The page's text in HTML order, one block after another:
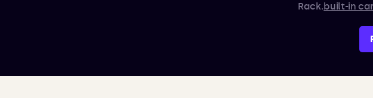
Rack.built-in